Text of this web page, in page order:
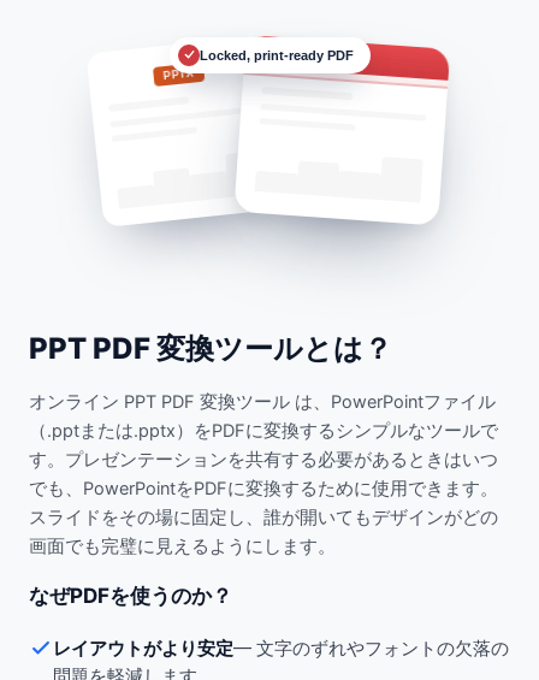
Locked, print-ready PDF
PPTX
Deck.pdf
PPT PDF 変換ツールとは？
オンライン PPT PDF 変換ツール は、PowerPointファイル
（.pptまたは.pptx）をPDFに変換するシンプルなツールで
す。プレゼンテーションを共有する必要があるときはいつ
でも、PowerPointをPDFに変換するために使用できます。
スライドをその場に固定し、誰が開いてもデザインがどの
画面でも完璧に見えるようにします。
なぜPDFを使うのか？
レイアウトがより安定— 文字のずれやフォントの欠落の
問題を軽減します。